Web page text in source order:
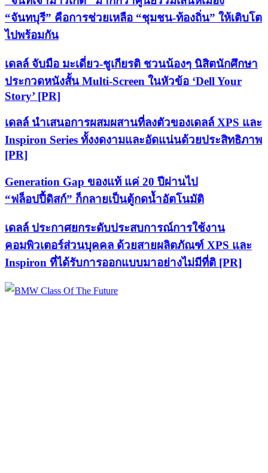
“จันทบุรี” คือการช่วยเหลือ “ชุมชน-ท้องถิ่น” ให้เติบโต
ไปพร้อมกัน
เดลล์ จับมือ มะเดี่ยว-ชูเกียรติ ชวนน้องๆ นิสิตนักศึกษา
ประกวดหนังสั้น Multi-Screen ในหัวข้อ ‘Dell Your
Story’ [PR]
เดลล์ นำเสนอการผสมผสานที่ลงตัวของเดลล์ XPS และ
Inspiron Series ทั้งงดงามและอัดแน่นด้วยประสิทธิภาพ
[PR]
Generation Gap ของแท้ แค่ 20 ปีผ่านไป
“ฟล็อปปี้ดิสก์” ก็กลายเป็นตู้กดน้ำอัตโนมัติ
เดลล์ ประกาศยกระดับประสบการณ์การใช้งาน
คอมพิวเตอร์ส่วนบุคคล ด้วยสายผลิตภัณฑ์ XPS และ
Inspiron ที่ได้รับการออกแบบมาอย่างไม่มีที่ติ [PR]